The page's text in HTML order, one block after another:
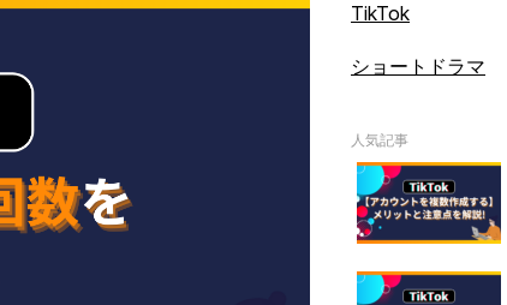
TikTok
ショートドラマ
人気記事